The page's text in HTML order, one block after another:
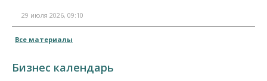
29 июля 2026, 09:10
Все материалы
Бизнес календарь